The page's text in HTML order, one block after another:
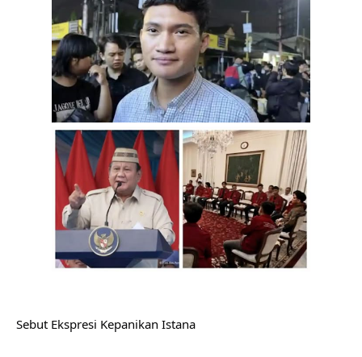
Sebut Ekspresi Kepanikan Istana